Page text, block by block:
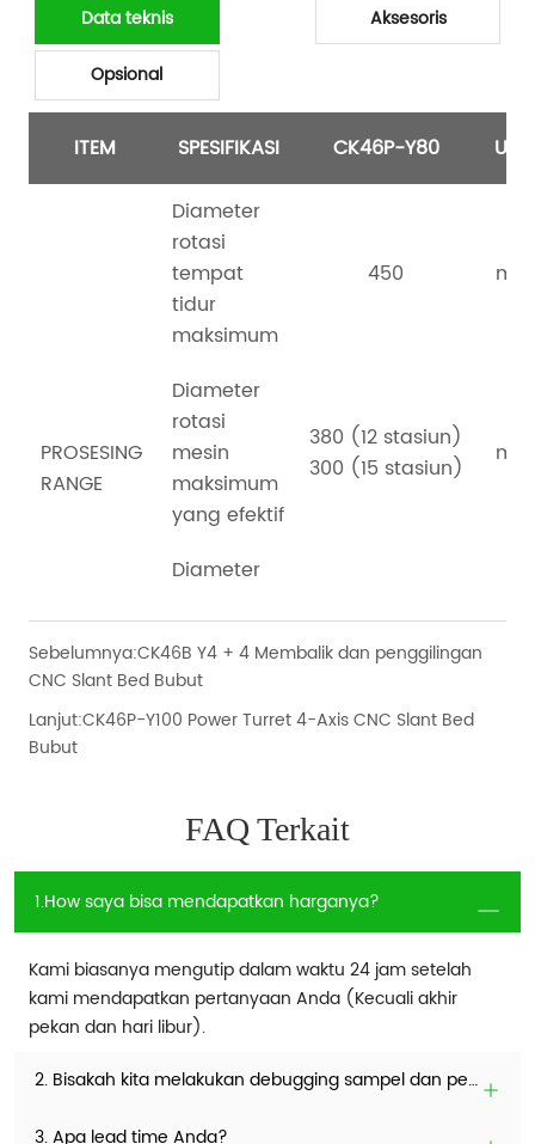
Data teknis Aksesoris
Opsional
Sebelumnya:CK46B Y4 + 4 Membalik dan penggilingan
CNC Slant Bed Bubut
Lanjut:CK46P-Y100 Power Turret 4-Axis CNC Slant Bed
Bubut
FAQ Terkait
1.How saya bisa mendapatkan harganya?
2. Bisakah kita melakukan debugging sampel dan pengujian mesin sebelum melakukan pemesanan?
3. Apa lead time Anda?
Kami biasanya mengutip dalam waktu 24 jam setelah
kami mendapatkan pertanyaan Anda (Kecuali akhir
pekan dan hari libur).